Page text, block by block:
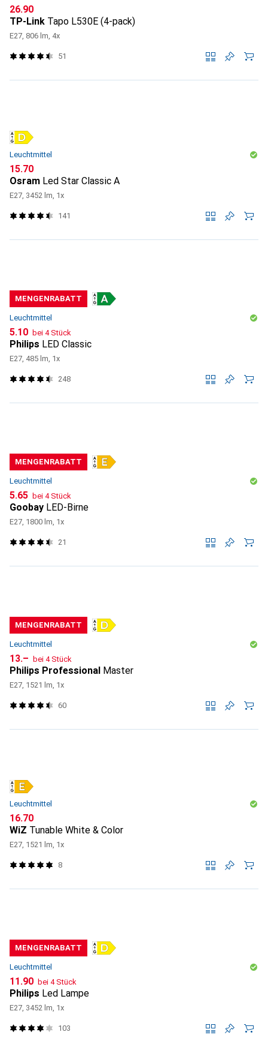
CHF
26.90
TP-Link Tapo L530E (4-pack)
E27, 806 lm, 4x
51
Leuchtmittel
CHF
15.70
Osram Led Star Classic A
E27, 3452 lm, 1x
141
MENGENRABATT
Leuchtmittel
CHF
5.10 bei 4 Stück
Philips LED Classic
E27, 485 lm, 1x
248
MENGENRABATT
Leuchtmittel
CHF
5.65 bei 4 Stück
Goobay LED-Birne
E27, 1800 lm, 1x
21
MENGENRABATT
Leuchtmittel
CHF
13.– bei 4 Stück
Philips Professional Master
E27, 1521 lm, 1x
60
Leuchtmittel
CHF
16.70
WiZ Tunable White & Color
E27, 1521 lm, 1x
8
MENGENRABATT
Leuchtmittel
CHF
11.90 bei 4 Stück
Philips Led Lampe
E27, 3452 lm, 1x
103